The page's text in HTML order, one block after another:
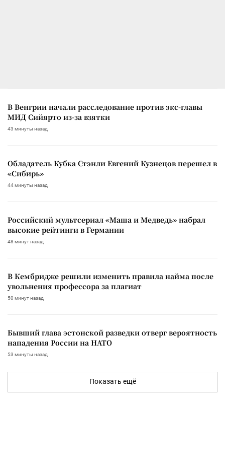
В Венгрии начали расследование против экс-главы
МИД Сийярто из-за взятки
43 минуты назад
Обладатель Кубка Стэнли Евгений Кузнецов перешел в
«Сибирь»
44 минуты назад
Российский мультсериал «Маша и Медведь» набрал
высокие рейтинги в Германии
48 минут назад
В Кембридже решили изменить правила найма после
увольнения профессора за плагиат
50 минут назад
Бывший глава эстонской разведки отверг вероятность
нападения России на НАТО
53 минуты назад
Показать ещё